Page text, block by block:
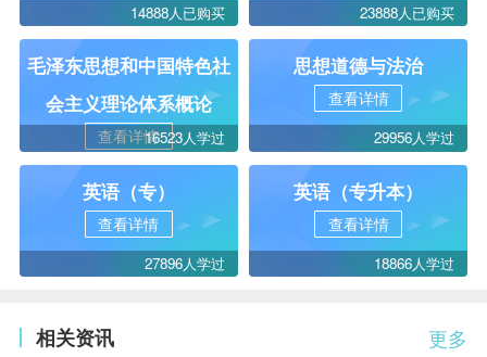
14888人已购买 23888人已购买
毛泽东思想和中国特色社
会主义理论体系概论
查看详情16523人学过
思想道德与法治
查看详情
29956人学过
英语（专）
查看详情
27896人学过
英语（专升本）
查看详情
18866人学过
更多
相关资讯